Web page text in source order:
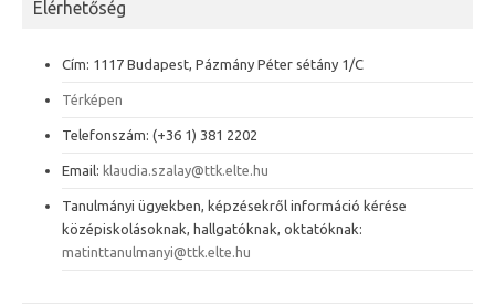
Elérhetőség
Cím: 1117 Budapest, Pázmány Péter sétány 1/C
Térképen
Telefonszám: (+36 1) 381 2202
Email: klaudia.szalay@ttk.elte.hu
Tanulmányi ügyekben, képzésekről információ kérése
középiskolásoknak, hallgatóknak, oktatóknak:
matinttanulmanyi@ttk.elte.hu